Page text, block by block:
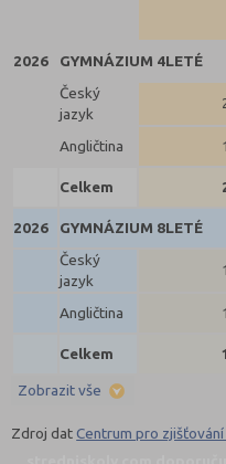
2026
GYMNÁZIUM 4LETÉ
Český
jazyk
Angličtina
Celkem
2026
GYMNÁZIUM 8LETÉ
Český
jazyk
Angličtina
Celkem
Zobrazit vše
Zdroj datCentrum pro